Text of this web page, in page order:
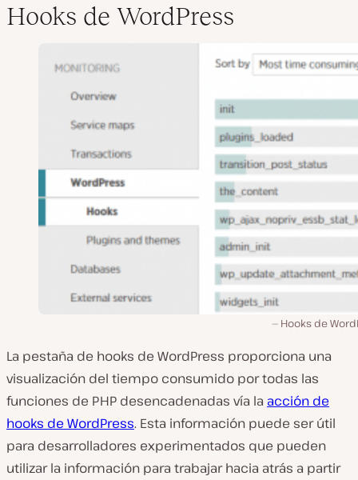
Hooks de WordPress
Hooks de
La pestaña de hooks de WordPress proporciona una
visualización del tiempo consumido por todas las
funciones de PHP desencadenadas vía la acción de
hooks de WordPress. Esta información puede ser útil
para desarrolladores experimentados que pueden
utilizar la información para trabajar hacia atrás a partir